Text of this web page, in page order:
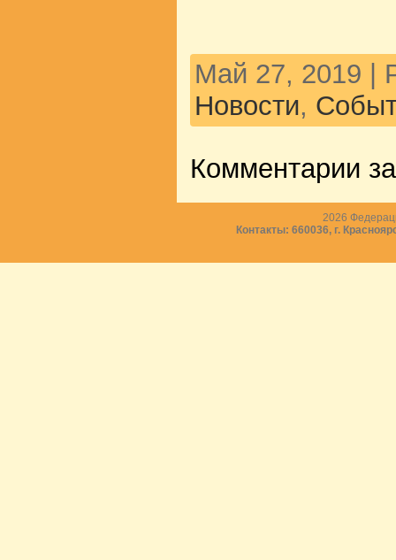
Май 27, 2019 |
Новости,
Комментарии
2026
Контакты: 660036, г.